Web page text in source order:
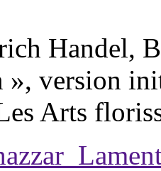
Handel,
», version
Arts